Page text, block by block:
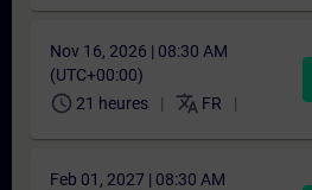
Nov 16, 2026 | 08:30 AM
(UTC+00:00)
schedule 21 heures translate FR
Feb 01, 2027 | 08:30 AM